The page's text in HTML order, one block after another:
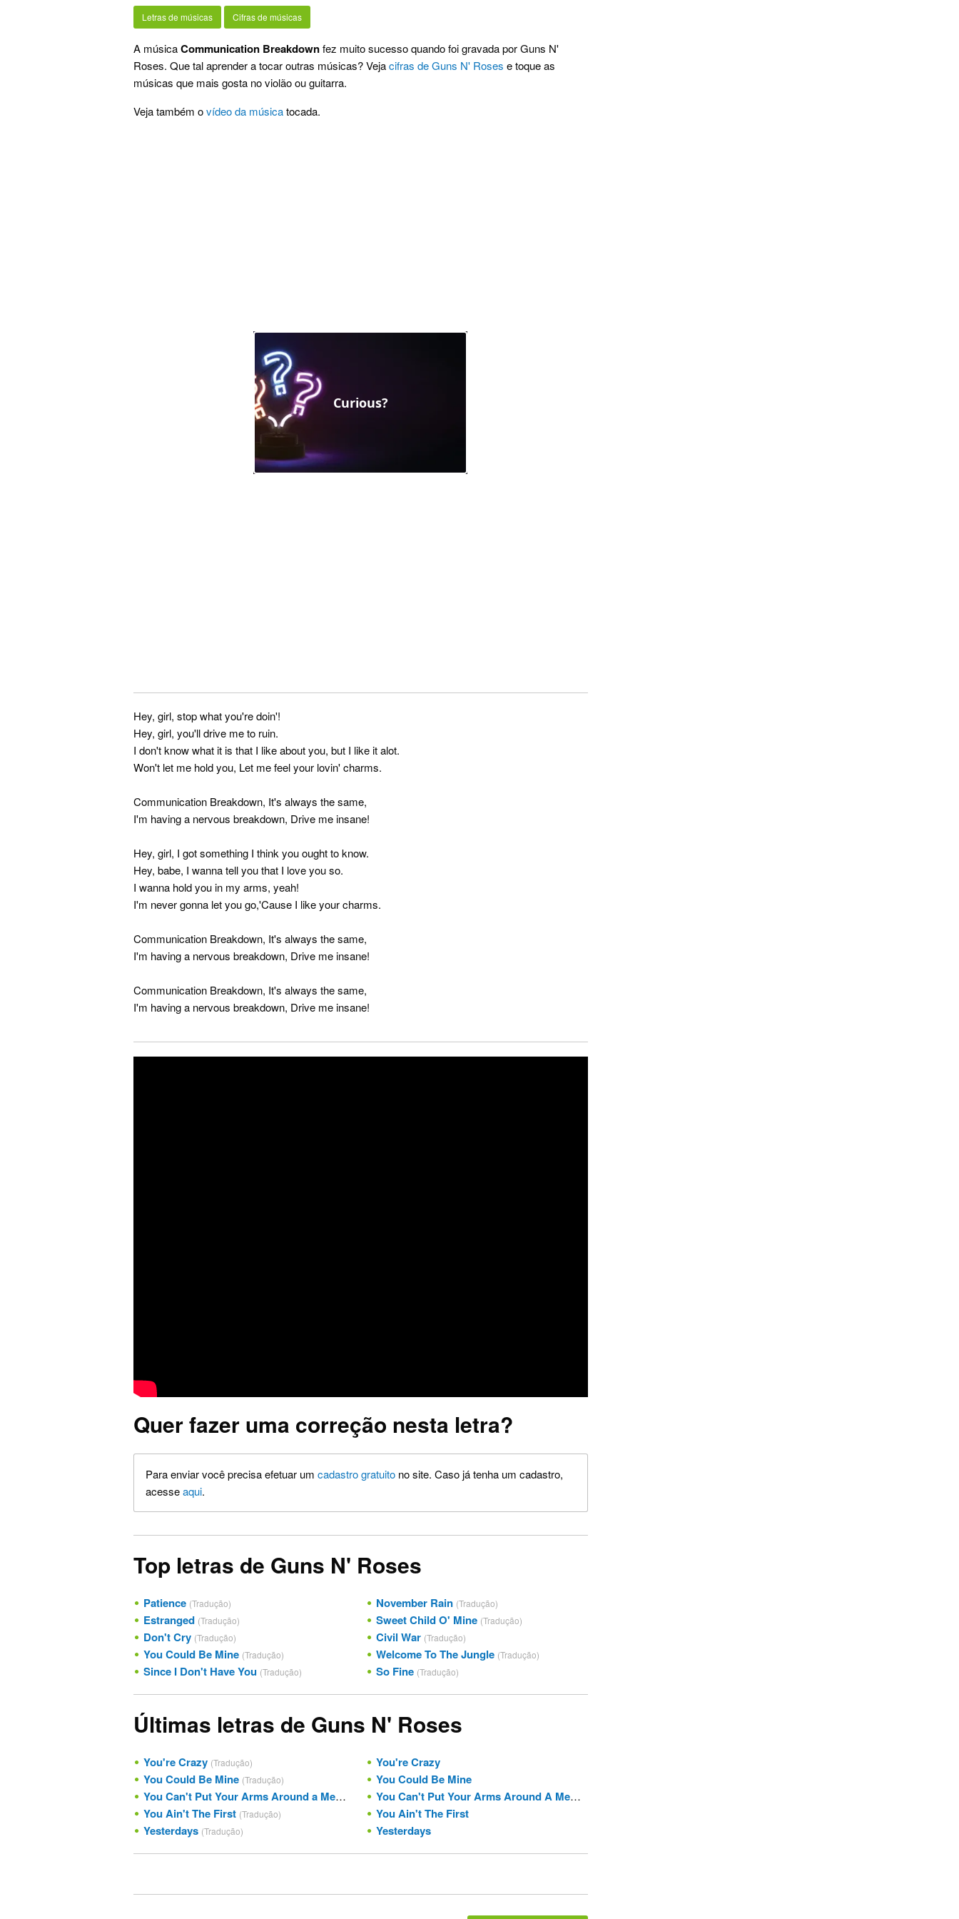
Letras de músicas Cifras de músicas
A músicaCommunication Breakdownfez muito sucesso quando foi gravada por Guns N'
Roses. Que tal aprender a tocar outras músicas? Vejacifras de Guns N' Roses e toque as
músicas que mais gosta no violão ou guitarra.
Veja também ovídeo da músicatocada.
Hey, girl, stop what you're doin'!
Hey, girl, you'll drive me to ruin.
I don't know what it is that I like about you, but I like it alot.
Won't let me hold you, Let me feel your lovin' charms.
Communication Breakdown, It's always the same,
I'm having a nervous breakdown, Drive me insane!
Hey, girl, I got something I think you ought to know.
Hey, babe, I wanna tell you that I love you so.
I wanna hold you in my arms, yeah!
I'm never gonna let you go,'Cause I like your charms.
Communication Breakdown, It's always the same,
I'm having a nervous breakdown, Drive me insane!
Communication Breakdown, It's always the same,
I'm having a nervous breakdown, Drive me insane!
Quer fazer uma correção nesta letra?
Para enviar você precisa efetuar um cadastro gratuito no site. Caso já tenha um cadastro,
acesseaqui.
Top letras de Guns N' Roses
Patience (Tradução) November Rain (Tradução)
Estranged (Tradução) Sweet Child O' Mine (Tradução)
Don't Cry (Tradução) Civil War (Tradução)
You Could Be Mine (Tradução) Welcome To The Jungle (Tradução)
Since I Don't Have You (Tradução) So Fine (Tradução)
Últimas letras de Guns N' Roses
You're Crazy (Tradução)
You're Crazy
You Could Be Mine (Tradução)
You Could Be Mine
You Can't Put Your Arms Around a Memory
(Tradução)
You Can't Put Your Arms Around A Memory
You Ain't The First (Tradução)
You Ain't The First
Yesterdays (Tradução) Yesterdays